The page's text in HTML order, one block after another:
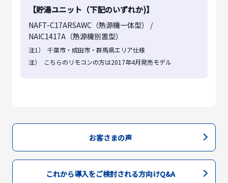
【貯湯ユニット（下記のいずれか)】
NAFT-C17ARSAWC（熱源機一体型） /
NAIC1417A（熱源機別置型）
注1）
千葉市・成田市・群馬県エリア仕様
注）
こちらのリモコンの方は2017年4月発売モデル
お客さまの声
これから導入をご検討される方向けQ&A